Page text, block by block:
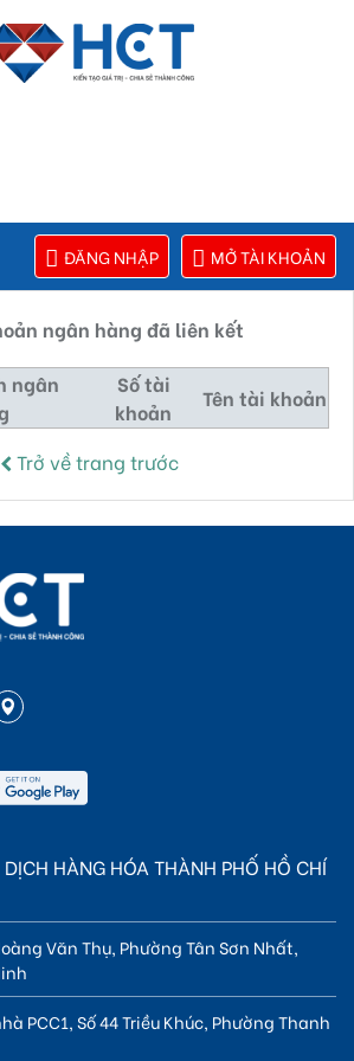
ĐĂNG NHẬP MỞ TÀI KHOẢN
ngân hàng đã liên kết
ngân
Số tài
khoản
Tên tài khoản
Trở về trang trước
HÀNG HÓA THÀNH PHỐ HỒ CHÍ
Văn Thụ, Phường Tân Sơn Nhất,
PCC1, Số 44 Triều Khúc, Phường Thanh